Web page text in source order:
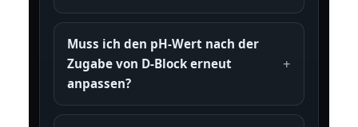
Muss ich den pH-Wert nach der
Zugabe von D-Block erneut
anpassen?